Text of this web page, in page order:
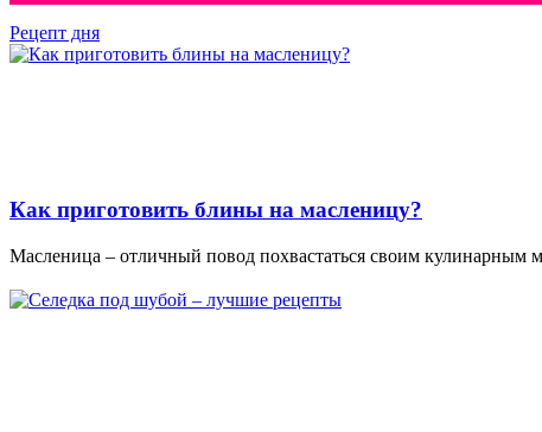
Рецепт дня
Как приготовить блины на масленицу?
Масленица – отличный повод похвастаться своим кулинарным